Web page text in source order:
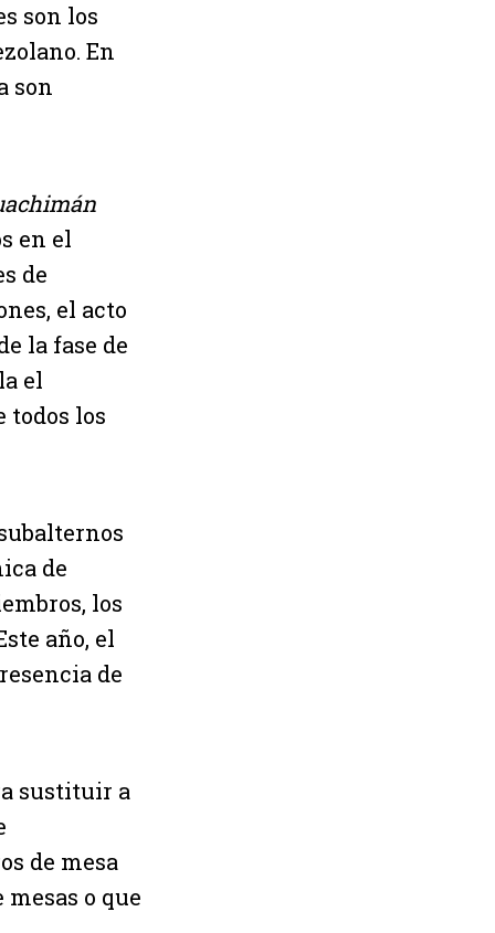
son los
En
son
en el
de
el acto
la fase de
el
todos los
de
los
año, el
de
sustituir a
de mesa
o que